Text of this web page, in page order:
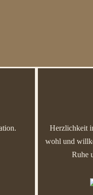
Herzlichkeit
wohl und
Ruhe